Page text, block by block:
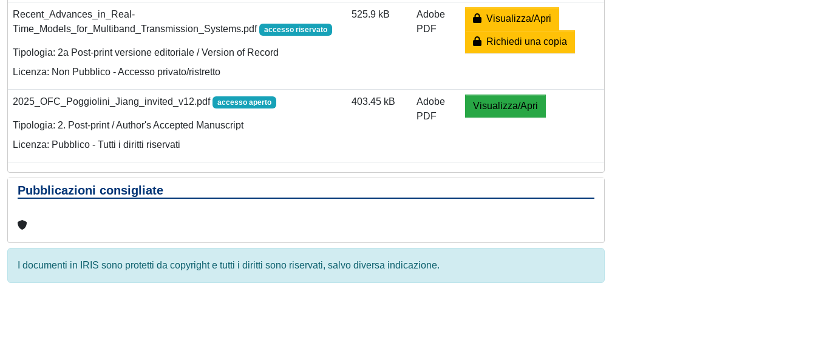
Recent_Advances_in_Real-
Time_Models_for_Multiband_Transmission_Systems.pdf
accesso riservato
Tipologia: 2a Post-print versione editoriale / Version of Record
Licenza: Non Pubblico - Accesso privato/ristretto
525.9 kB
Adobe
PDF
Visualizza/Apri
Richiedi una copia
2025_OFC_Poggiolini_Jiang_invited_v12.pdf accesso aperto
Tipologia: 2. Post-print / Author's Accepted Manuscript
Licenza: Pubblico - Tutti i diritti riservati
403.45 kB
Adobe
PDF
Visualizza/Apri
Pubblicazioni consigliate
I documenti in IRIS sono protetti da copyright e tutti i diritti sono riservati, salvo diversa indicazione.